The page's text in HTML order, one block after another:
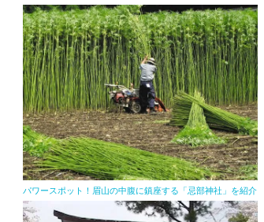
パワースポット！眉山の中腹に鎮座する「忌部神社」を紹介